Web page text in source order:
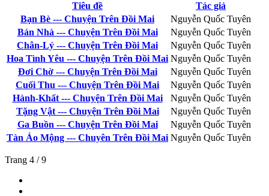
Tiêu đề
Tác giả
Bạn Bè --- Chuyện Trên Đồi Mai
Nguyễn Quốc Tuyên
Bán Nhà --- Chuyện Trên Đồi Mai
Nguyễn Quốc Tuyên
Chân-Lý --- Chuyện Trên Đồi Mai
Nguyễn Quốc Tuyên
Hoa Tình Yêu --- Chuyện Trên Đồi Mai Nguyễn Quốc Tuyên
Đơi Chờ --- Chuyện Trên Đồi Mai
Nguyễn Quốc Tuyên
Cuối Thu --- Chuyện Trên Đồi Mai
Nguyễn Quốc Tuyên
Hành-Khất --- Chuyện Trên Đồi Mai
Nguyễn Quốc Tuyên
Tặng Vật --- Chuyện Trên Đồi Mai
Nguyễn Quốc Tuyên
Ga Buồn --- Chuyện Trên Đồi Mai
Nguyễn Quốc Tuyên
Tàn Ảo Mộng --- Chuyên Trên Đồi Mai Nguyễn Quốc Tuyên
Trang 4 / 9